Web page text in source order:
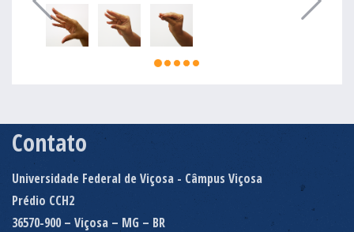
Contato
Universidade Federal de Viçosa - Câmpus Viçosa
Prédio CCH2
36570-900 – Viçosa – MG – BR